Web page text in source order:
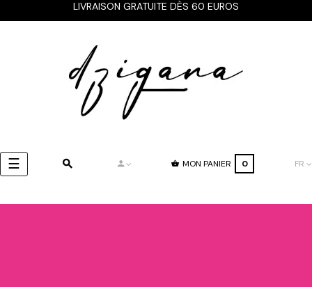
LIVRAISON GRATUITE DÈS 60 EUROS
Basculer
la
☰ MON PANIER 0 FR